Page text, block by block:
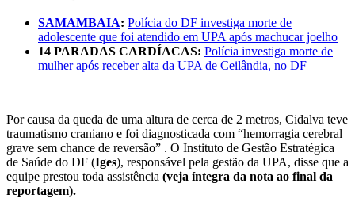
SAMAMBAIA: Polícia do DF investiga morte de
adolescente que foi atendido em UPA após machucar joelho
14 PARADAS CARDÍACAS: Polícia investiga morte de
mulher após receber alta da UPA de Ceilândia, no DF
Por causa da queda de uma altura de cerca de 2 metros, Cidalva teve
traumatismo craniano e foi diagnosticada com “hemorragia cerebral
grave sem chance de reversão” . O Instituto de Gestão Estratégica
de Saúde do DF (Iges), responsável pela gestão da UPA, disse que a
equipe prestou toda assistência (veja íntegra da nota ao final da
reportagem).